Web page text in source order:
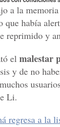
a la
que había
reprimido y
el malestar
y de no
Li.
regresa a la